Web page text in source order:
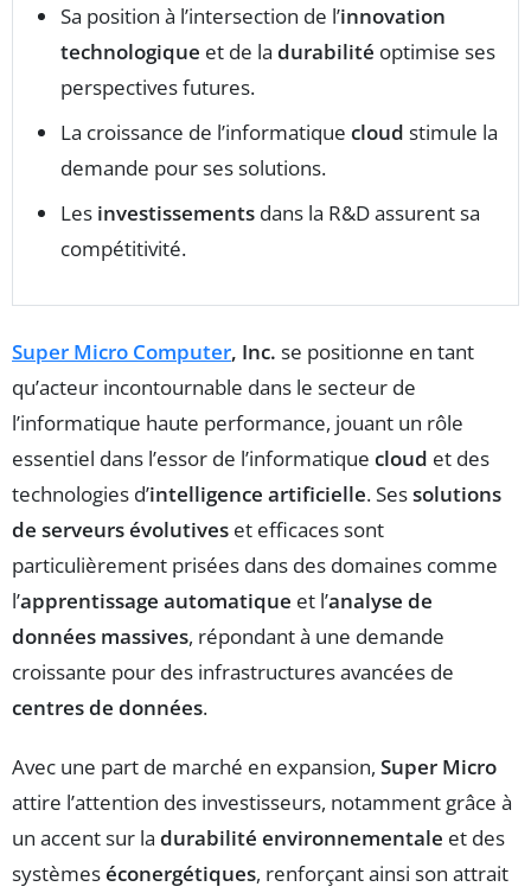
Sa position à l’intersection de l’innovation
technologique et de la durabilité optimise ses
perspectives futures.
La croissance de l’informatique cloud stimule la
demande pour ses solutions.
Les investissements dans la R&D assurent sa
compétitivité.
Super Micro Computer, Inc. se positionne en tant
qu’acteur incontournable dans le secteur de
l’informatique haute performance, jouant un rôle
essentiel dans l’essor de l’informatique cloud et des
technologies d’intelligence artificielle. Sessolutions
de serveurs évolutives et efficaces sont
particulièrement prisées dans des domaines comme
l’apprentissage automatique et l’analyse de
données massives, répondant à une demande
croissante pour des infrastructures avancées de
centres de données.
Avec une part de marché en expansion, Super Micro
attire l’attention des investisseurs, notamment grâce à
un accent sur la durabilité environnementale et des
systèmeséconergétiques, renforçant ainsi son attrait